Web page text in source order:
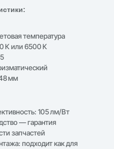
температура
К или 6500 К
мм
105 лм/Вт
— гарантия
запчастей
подходит как для